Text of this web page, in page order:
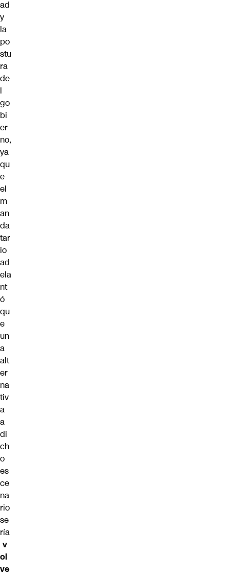
ad
y
la
po
stu
ra
de
l
go
bi
er
no,
ya
qu
e
el
m
an
da
tar
io
ad
ela
nt
ó
qu
e
un
a
alt
er
na
tiv
a
a
di
ch
o
es
ce
na
rio
se
ría
v
ol
ve